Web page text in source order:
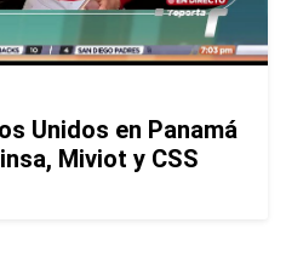
Unidos en Panamá
Miviot y CSS